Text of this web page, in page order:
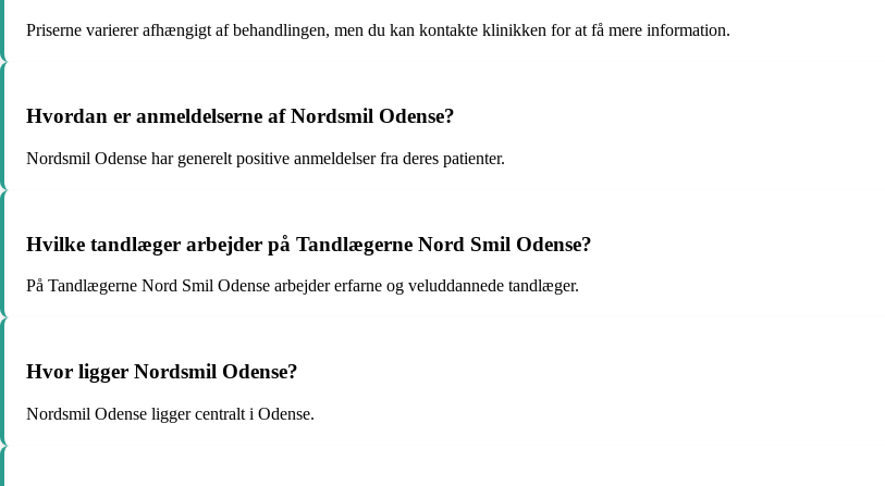
Priserne varierer afhængigt af behandlingen, men du kan kontakte klinikken for at få mere information.
Hvordan er anmeldelserne af Nordsmil Odense?
Nordsmil Odense har generelt positive anmeldelser fra deres patienter.
Hvilke tandlæger arbejder på Tandlægerne Nord Smil Odense?
På Tandlægerne Nord Smil Odense arbejder erfarne og veluddannede tandlæger.
Hvor ligger Nordsmil Odense?
Nordsmil Odense ligger centralt i Odense.